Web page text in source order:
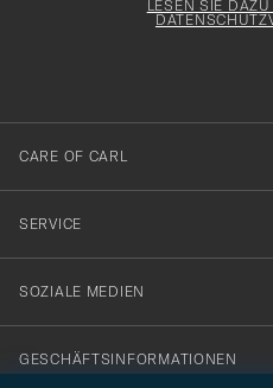
dig
till
vårt
nyhetsbrev!
LESEN SIE
CARE OF CARL
SERVICE
SOZIALE MEDIEN
GESCHÄFTSINFORMATIONEN